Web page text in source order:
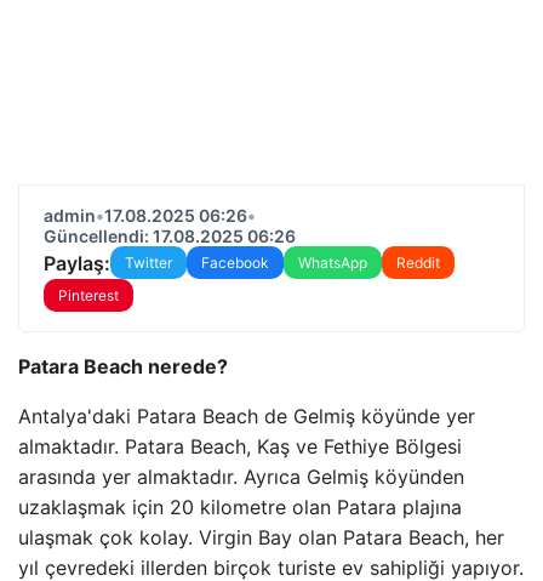
admin•17.08.2025 06:26•
Güncellendi: 17.08.2025 06:26
Paylaş: Twitter Facebook WhatsApp
Reddit
Pinterest
Patara Beach nerede?
Antalya'daki Patara Beach de Gelmiş köyünde yer
almaktadır. Patara Beach, Kaş ve Fethiye Bölgesi
arasında yer almaktadır. Ayrıca Gelmiş köyünden
uzaklaşmak için 20 kilometre olan Patara plajına
ulaşmak çok kolay. Virgin Bay olan Patara Beach, her
yıl çevredeki illerden birçok turiste ev sahipliği yapıyor.